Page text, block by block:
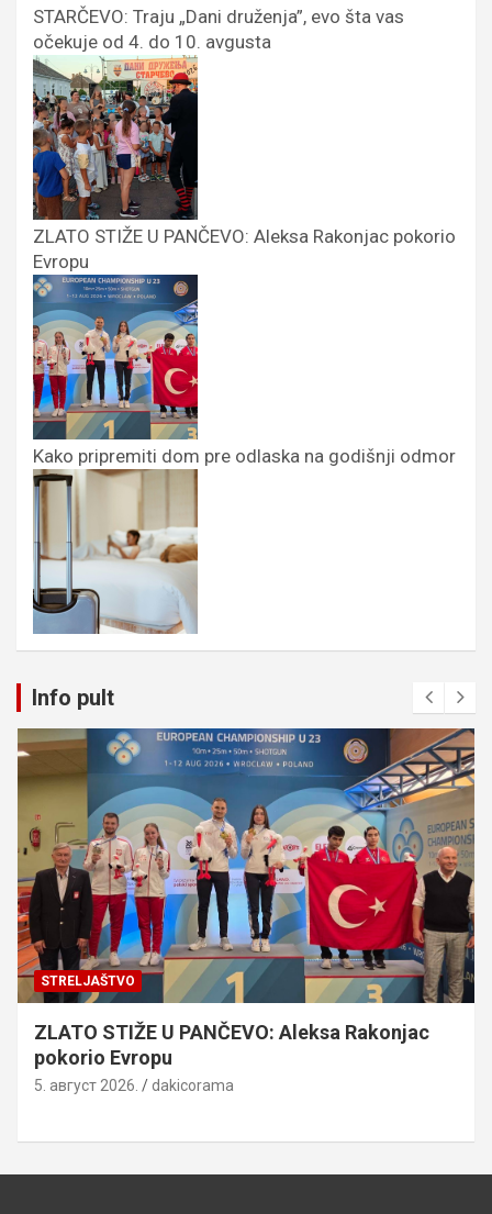
STARČEVO: Traju „Dani druženja”, evo šta vas
očekuje od 4. do 10. avgusta
ZLATO STIŽE U PANČEVO: Aleksa Rakonjac pokorio
Evropu
Kako pripremiti dom pre odlaska na godišnji odmor
Info pult
STRELJAŠTVO
ZLATO STIŽE U PANČEVO: Aleksa Rakonjac
pokorio Evropu
5. август 2026. dakicorama